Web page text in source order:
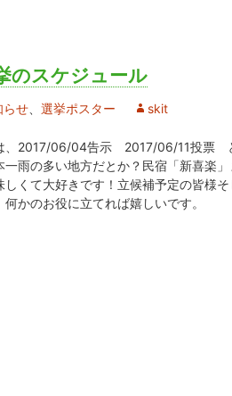
のスケジュール
らせ 選挙ポスター skit
、2017/06/04告示 2017/06/11投票
一雨の多い地方だとか？民宿「新喜楽
くて大好きです！立候補予定の皆様
かのお役に立てれば嬉しいです。